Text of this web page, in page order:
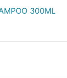
300ML